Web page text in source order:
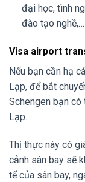
đại học, tình
đào tạo nghề,…
Visa airport
Nếu bạn cần hạ
Lạp, để bắt
Schengen bạn có
Lạp.
Thị thực này có
cảnh sân bay sẽ
tế của sân bay,